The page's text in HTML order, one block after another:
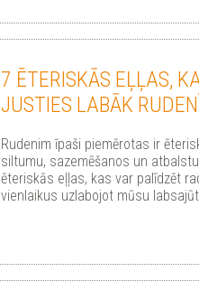
7 ĒTERISKĀS EĻĻAS,
JUSTIES LABĀK
Rudenim īpaši piemērotas ir
siltumu, sazemēšanos un
ēteriskās eļļas, kas var palīdzēt
vienlaikus uzlabojot mūsu